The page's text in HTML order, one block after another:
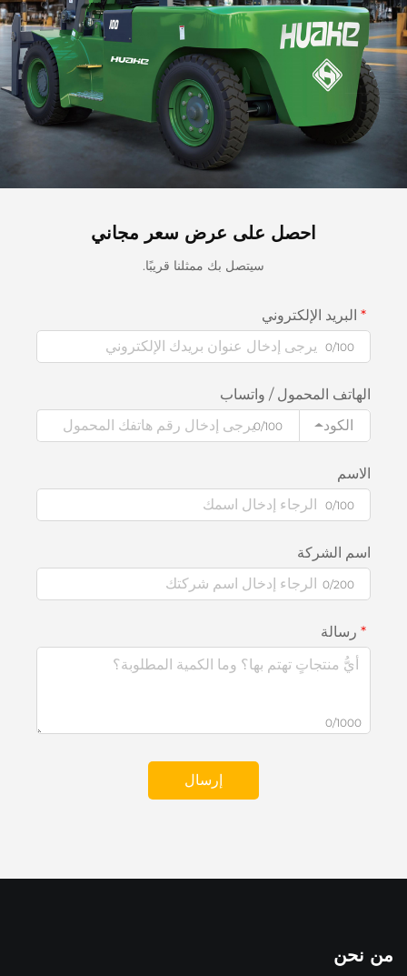
احصل على عرض سعر مجاني
سيتصل بك ممثلنا قريبًا.
البريد الإلكتروني
0/100
الهاتف المحمول / واتساب
الكود
0/100
الاسم
0/100
اسم الشركة
0/200
رسالة
0/1000
إرسال
من نحن